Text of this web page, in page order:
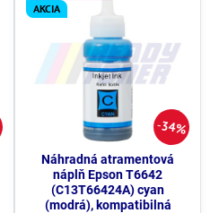
34%
AKCIA
Náhradná atramentová
náplň Epson T6642
(C13T66424A) cyan
(modrá), kompatibilná